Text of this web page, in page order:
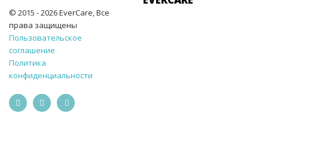
© 2015 - 2026 EverCare, Все
права защищены
Пользовательское
соглашение
Политика
конфиденциальности